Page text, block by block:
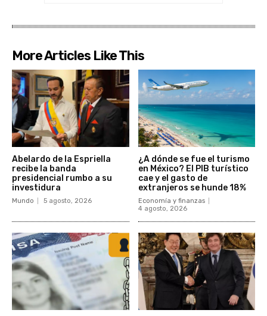
More Articles Like This
Abelardo de la Espriella
recibe la banda
presidencial rumbo a su
investidura
Mundo 5 agosto, 2026
¿A dónde se fue el turismo
en México? El PIB turístico
cae y el gasto de
extranjeros se hunde 18%
Economía y finanzas
4 agosto, 2026